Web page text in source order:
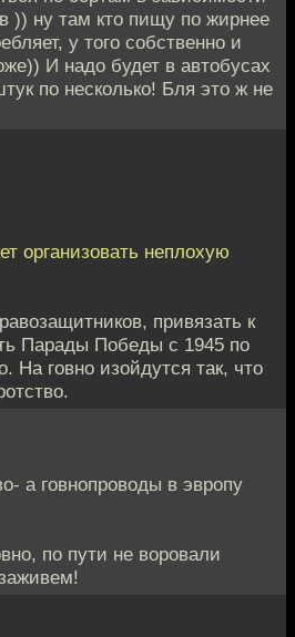
)) ну там кто пищу по жирнее
у того собственно и
И надо будет в автобусах
по несколько! Бля это ж не
организовать неплохую
привязать к
Парады Победы с 1945 по
На говно изойдутся так, что
а говнопроводы в эвропу
по пути не воровали